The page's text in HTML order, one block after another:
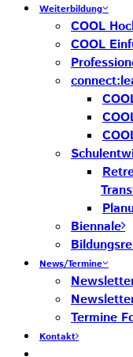
Weiterbildung
COOL
COOL
Biennale
News/Termine
Termine
Kontakt